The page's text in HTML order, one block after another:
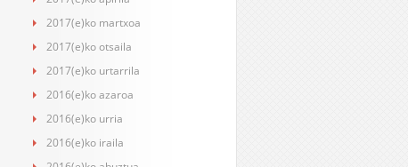
2017(e)ko martxoa
2017(e)ko otsaila
2017(e)ko urtarrila
2016(e)ko azaroa
2016(e)ko urria
2016(e)ko iraila